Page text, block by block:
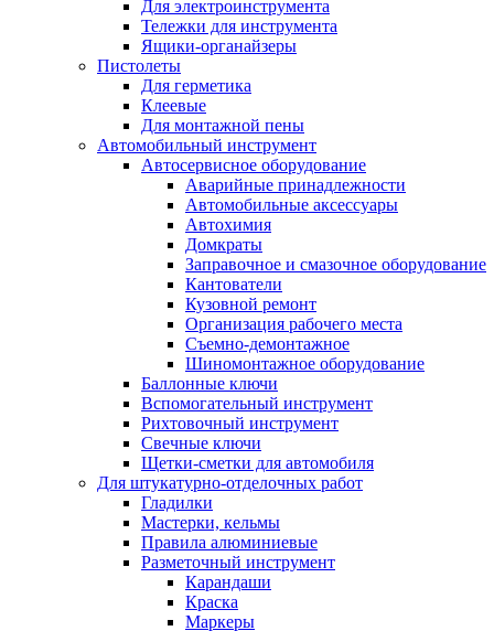
Для электроинструмента
Тележки для инструмента
Ящики-органайзеры
Пистолеты
Для герметика
Клеевые
Для монтажной пены
Автомобильный инструмент
Автосервисное оборудование
Аварийные принадлежности
Автомобильные аксессуары
Автохимия
Домкраты
Заправочное и смазочное оборудование
Кантователи
Кузовной ремонт
Организация рабочего места
Съемно-демонтажное
Шиномонтажное оборудование
Баллонные ключи
Вспомогательный инструмент
Рихтовочный инструмент
Свечные ключи
Щетки-сметки для автомобиля
Для штукатурно-отделочных работ
Гладилки
Мастерки, кельмы
Правила алюминиевые
Разметочный инструмент
Карандаши
Краска
Маркеры